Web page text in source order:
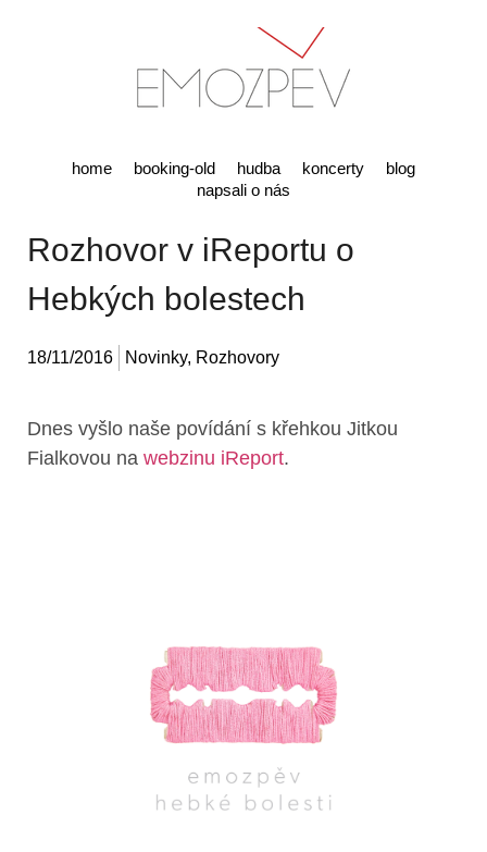
home booking-old hudba koncerty
blog
napsali o nás
Rozhovor v iReportu o
Hebkých bolestech
18/11/2016 Novinky, Rozhovory
Dnes vyšlo naše povídání s křehkou Jitkou
Fialkovou na webzinu iReport.